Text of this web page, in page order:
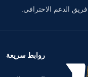
فريق الدعم الاحترافي.
روابط سريعة